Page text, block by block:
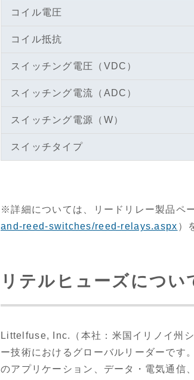
コイル電圧
コイル抵抗
スイッチング電圧（VDC）
スイッチング電流（ADC）
スイッチング電源（W）
スイッチタイプ
※詳細については、リードリレー製品ペ
and-reed-switches/reed-relays.aspx ）
リテルヒューズについ
Littelfuse, Inc.（本社：米国イリノイ州
ー技術におけるグローバルリーダーです
のアプリケーション、データ・電気通信